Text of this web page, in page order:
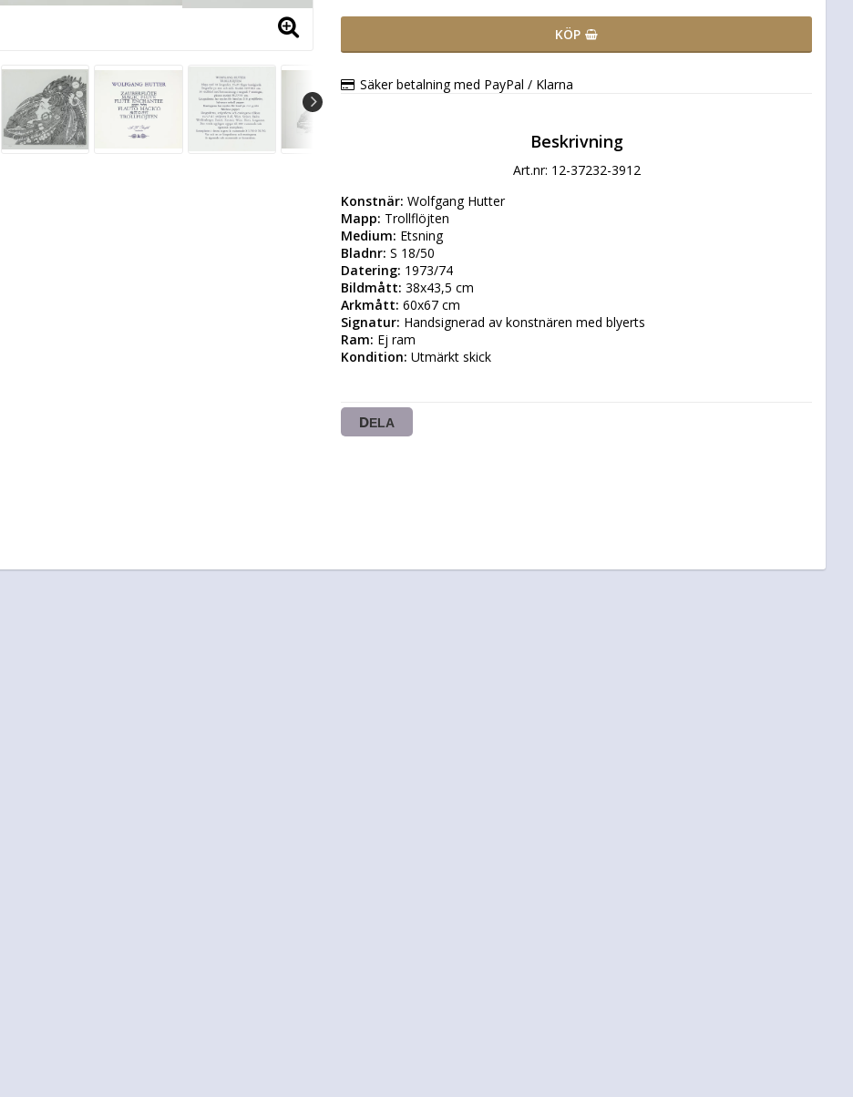
KÖP
Säker betalning med PayPal / Klarna
Beskrivning
Art.nr: 12-37232-3912
Konstnär:
Wolfgang Hutter
Mapp:
Medium:
Etsning
Bladnr:
Datering:
Bildmått:
Arkmått:
Signatur:
Ram:
Kondition: Utmärkt skick
DELA